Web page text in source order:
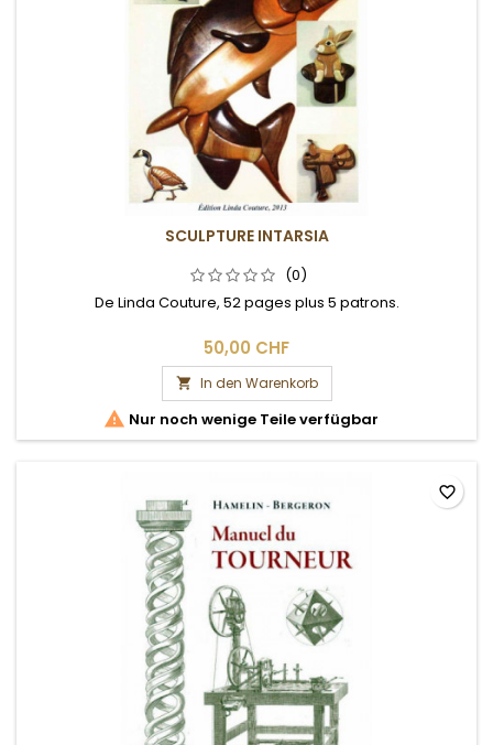
SCULPTURE INTARSIA
(0)
De Linda Couture, 52 pages plus 5 patrons.
50,00 CHF
 In den Warenkorb
 Nur noch wenige Teile verfügbar
favorite_border